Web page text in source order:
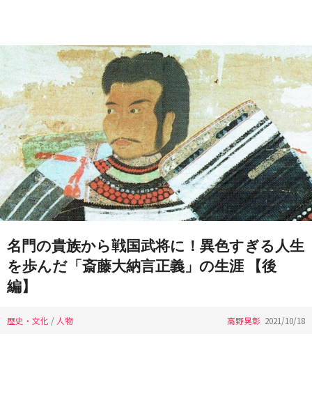
名門の貴族から戦国武将に！異色すぎる人生
を歩んだ「斎藤大納言正義」の生涯 【後
編】
歴史・文化 / 人物 高野晃彰 2021/10/18